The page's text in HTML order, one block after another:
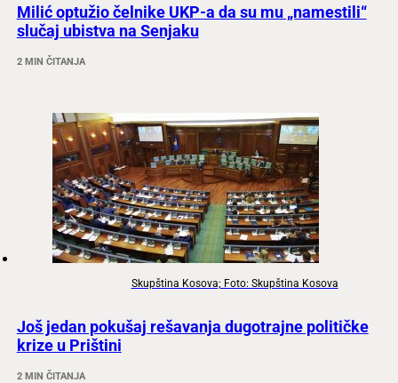
Milić optužio čelnike UKP-a da su mu „namestili“
slučaj ubistva na Senjaku
2 MIN ČITANJA
Skupština Kosova; Foto: Skupština Kosova
Još jedan pokušaj rešavanja dugotrajne političke
krize u Prištini
2 MIN ČITANJA